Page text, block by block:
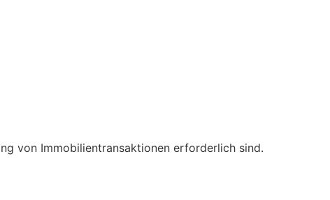
von Immobilientransaktionen erforderlich sind.